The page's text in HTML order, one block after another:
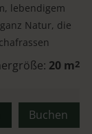
lebendigem
Natur, die
20 m2
Buchen